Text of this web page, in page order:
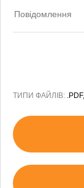
ТИПИ ФАЙЛІВ: